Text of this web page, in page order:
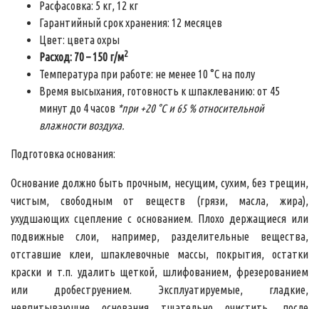
Расфасовка: 5 кг, 12 кг
Гарантийный срок хранения: 12 месяцев
Цвет: цвета охры
Расход: 70 – 150 г/м2
Температура при работе: не менее 10 °С на полу
Время высыхания, готовность к шпаклеванию: от 45
минут до 4 часов *при +20 °С и 65 % относительной
влажности воздуха.
Подготовка основания:
Основание должно быть прочным, несущим, сухим, без трещин,
чистым, свободным от веществ (грязи, масла, жира),
ухудшающих сцепление с основанием. Плохо держащиеся или
подвижные слои, например, разделительные вещества,
отставшие клеи, шпаклевочные массы, покрытия, остатки
краски и т.п. удалить щеткой, шлифованием, фрезерованием
или дробеструением. Эксплуатируемые, гладкие,